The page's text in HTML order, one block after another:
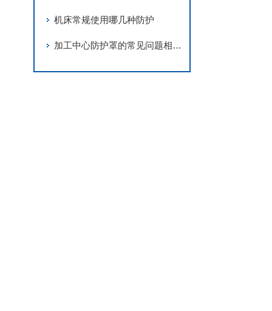
机床常规使用哪几种防护
加工中心防护罩的常见问题相应解决方法分享